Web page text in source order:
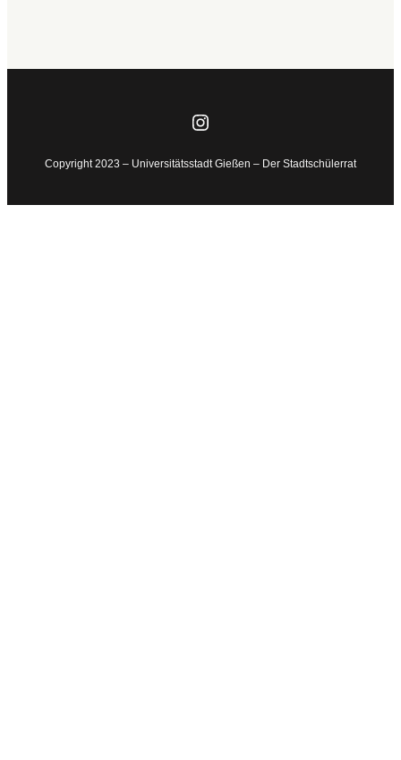
Instagram
Copyright 2023 – Universitätsstadt Gießen – Der Stadtschülerrat